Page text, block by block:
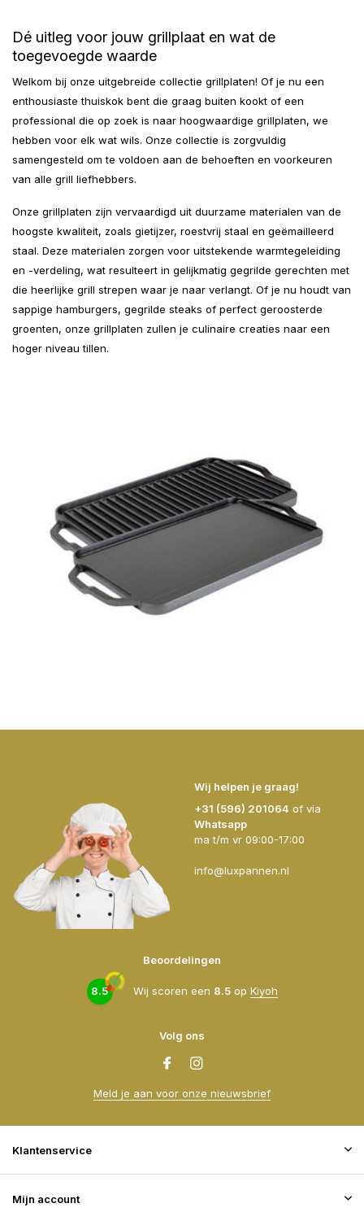
Dé uitleg voor jouw grillplaat en wat de
toegevoegde waarde
Welkom bij onze uitgebreide collectie grillplaten! Of je nu een
enthousiaste thuiskok bent die graag buiten kookt of een
professional die op zoek is naar hoogwaardige grillplaten, we
hebben voor elk wat wils. Onze collectie is zorgvuldig
samengesteld om te voldoen aan de behoeften en voorkeuren
van alle grill liefhebbers.
Onze grillplaten zijn vervaardigd uit duurzame materialen van de
hoogste kwaliteit, zoals gietijzer, roestvrij staal en geëmailleerd
staal. Deze materialen zorgen voor uitstekende warmtegeleiding
en -verdeling, wat resulteert in gelijkmatig gegrilde gerechten met
die heerlijke grill strepen waar je naar verlangt. Of je nu houdt van
sappige hamburgers, gegrilde steaks of perfect geroosterde
groenten, onze grillplaten zullen je culinaire creaties naar een
hoger niveau tillen.
Wij helpen je graag!
+31 (596) 201064 of via
Whatsapp
ma t/m vr 09:00-17:00
info@luxpannen.nl
Beoordelingen
8.5 Wij scoren een 8.5op Kiyoh
Volg ons
Meld je aan voor onze nieuwsbrief
Klantenservice
Mijn account